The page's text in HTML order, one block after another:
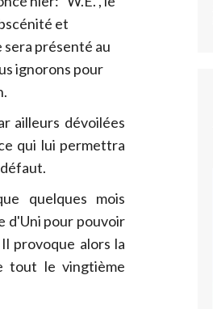
et
présenté au
ignorons pour
ailleurs dévoilées
qui lui permettra
quelques mois
d'Uni pour pouvoir
provoque alors la
tout le vingtième